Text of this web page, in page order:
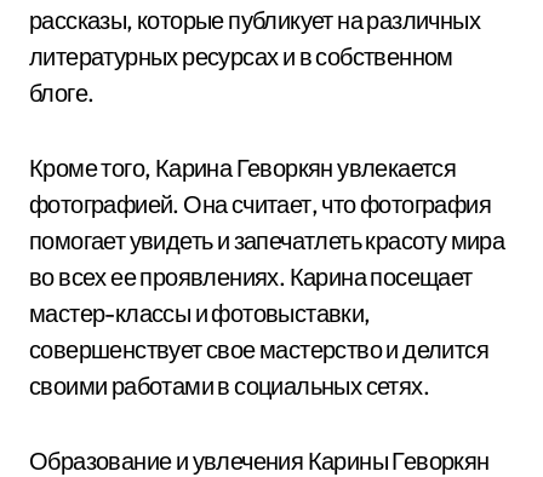
рассказы, которые публикует на различных
литературных ресурсах и в собственном
блоге.
Кроме того, Карина Геворкян увлекается
фотографией. Она считает, что фотография
помогает увидеть и запечатлеть красоту мира
во всех ее проявлениях. Карина посещает
мастер-классы и фотовыставки,
совершенствует свое мастерство и делится
своими работами в социальных сетях.
Образование и увлечения Карины Геворкян